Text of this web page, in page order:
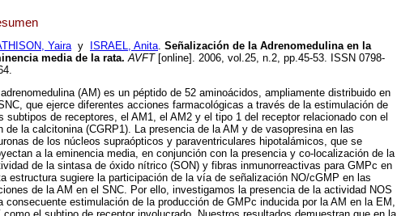
Yairay ISRAEL, Anita. Señalización de la Adrenomedulina en la
media de la rata. AVFT[online]. 2006, vol.25, n.2, pp.45-53. ISSN 0798-
adrenomedulina (AM) es un péptido de 52 aminoácidos, ampliamente distribuido en
que ejerce diferentes acciones farmacológicas a través de la estimulación de
subtipos de receptores, el AM1, el AM2 y el tipo 1 del receptor relacionado con el
de la calcitonina (CGRP1). La presencia de la AM y de vasopresina en las
de los núcleos supraópticos y paraventriculares hipotalámicos, que se
a la eminencia media, en conjunción con la presencia y co-localización de la
de la sintasa de óxido nítrico (SON) y fibras inmunorreactivas para GMPc en
estructura sugiere la participación de la vía de señalización NO/cGMP en las
de la AM en el SNC. Por ello, investigamos la presencia de la actividad NOS
consecuente estimulación de la producción de GMPc inducida por la AM en la EM,